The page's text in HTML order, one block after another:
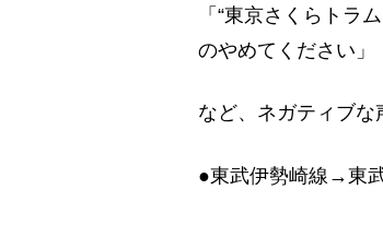
「“東京さくらトラ
のやめてください」
など、ネガティブな
●東武伊勢崎線→東